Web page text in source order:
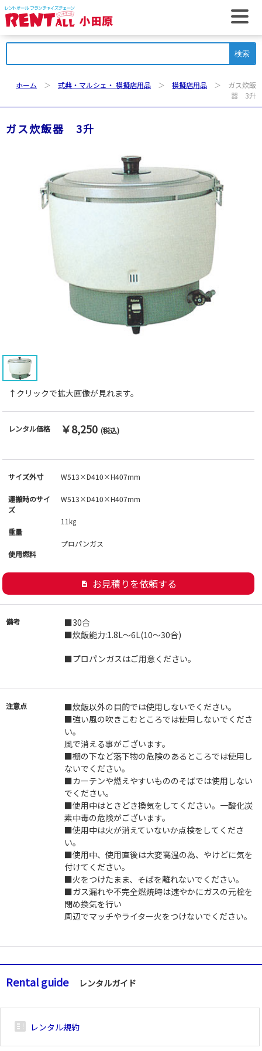
索:
ホーム ＞ 式典・マルシェ・ 模擬店用品 ＞ 模擬店用品 ＞ ガス炊飯
器 3升
ガス炊飯器 3升
↑クリックで拡大画像が見れます。
レンタル価格 ￥8,250 (税込)
サイズ外寸 W513×D410×H407mm
運搬時のサイ
ズ
W513×D410×H407mm
重量
11㎏
使用燃料
プロパンガス
description お見積りを依頼する
備考
■30合
■炊飯能力:1.8L～6L(10～30合)
■プロパンガスはご用意ください。
注意点
■炊飯以外の目的では使用しないでください。
■強い風の吹きこむところでは使用しないでくださ
い。
風で消える事がございます。
■棚の下など落下物の危険のあるところでは使用し
ないでください。
■カーテンや燃えやすいもののそばでは使用しない
でください。
■使用中はときどき換気をしてください。一酸化炭
素中毒の危険がございます。
■使用中は火が消えていないか点検をしてくださ
い。
■使用中、使用直後は大変高温の為、やけどに気を
付けてください。
■火をつけたまま、そばを離れないでください。
■ガス漏れや不完全燃焼時は速やかにガスの元栓を
閉め換気を行い
周辺でマッチやライター火をつけないでください。
Rental guide レンタルガイド
breaking_news_alt_1 レンタル規約
t